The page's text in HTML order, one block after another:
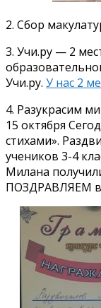
2. Сбор
3. Учи.ру — 2
Учи.ру. У нас 2
4. Разукрасим
15 октября
стихами».
учеников 3-4
Милана
ПОЗДРАВЛЯЕМ